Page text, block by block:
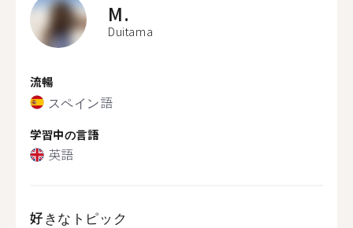
M.
Duitama
流暢
スペイン語
学習中の言語
英語
好きなトピック